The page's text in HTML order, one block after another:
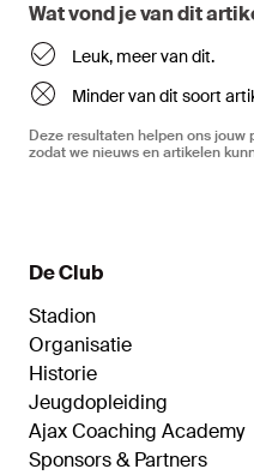
Wat vond je van dit
Leuk, meer van dit.
Minder van dit soort
Deze resultaten helpen ons jouw
zodat we nieuws en artikelen
De Club
Stadion
Organisatie
Historie
Jeugdopleiding
Ajax Coaching Academy
Sponsors & Partners